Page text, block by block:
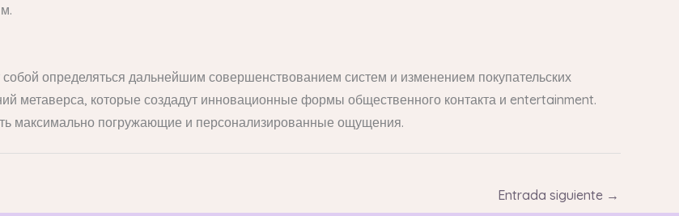
собой определяться дальнейшим совершенствованием систем и изменением покупательских
метаверса, которые создадут инновационные формы общественного контакта и entertainment.
максимально погружающие и персонализированные ощущения.
Entrada siguiente →